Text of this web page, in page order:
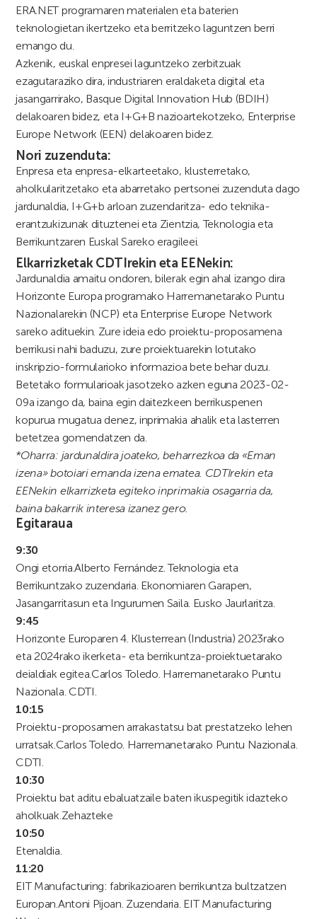
ERA.NET programaren materialen eta baterien
teknologietan ikertzeko eta berritzeko laguntzen berri
emango du.
Azkenik, euskal enpresei laguntzeko zerbitzuak
ezagutaraziko dira, industriaren eraldaketa digital eta
jasangarrirako, Basque Digital Innovation Hub (BDIH)
delakoaren bidez, eta I+G+B nazioartekotzeko, Enterprise
Europe Network (EEN) delakoaren bidez.
Nori zuzenduta:
Enpresa eta enpresa-elkarteetako, klusterretako,
aholkularitzetako eta abarretako pertsonei zuzenduta dago
jardunaldia, I+G+b arloan zuzendaritza- edo teknika-
erantzukizunak dituztenei eta Zientzia, Teknologia eta
Berrikuntzaren Euskal Sareko eragileei.
Elkarrizketak CDTIrekin eta EENekin:
Jardunaldia amaitu ondoren, bilerak egin ahal izango dira
Horizonte Europa programako Harremanetarako Puntu
Nazionalarekin (NCP) eta Enterprise Europe Network
sareko adituekin. Zure ideia edo proiektu-proposamena
berrikusi nahi baduzu, zure proiektuarekin lotutako
inskripzio-formularioko informazioa bete behar duzu.
Betetako formularioak jasotzeko azken eguna 2023-02-
09a izango da, baina egin daitezkeen berrikuspenen
kopurua mugatua denez, inprimakia ahalik eta lasterren
betetzea gomendatzen da.
*Oharra: jardunaldira joateko, beharrezkoa da «Eman
izena» botoiari emanda izena ematea. CDTIrekin eta
EENekin elkarrizketa egiteko inprimakia osagarria da,
baina bakarrik interesa izanez gero.
Egitaraua
9:30
Ongi etorria.Alberto Fernández. Teknologia eta
Berrikuntzako zuzendaria. Ekonomiaren Garapen,
Jasangarritasun eta Ingurumen Saila. Eusko Jaurlaritza.
9:45
Horizonte Europaren 4. Klusterrean (Industria) 2023rako
eta 2024rako ikerketa- eta berrikuntza-proiektuetarako
deialdiak egitea.Carlos Toledo. Harremanetarako Puntu
Nazionala. CDTI.
10:15
Proiektu-proposamen arrakastatsu bat prestatzeko lehen
urratsak. Carlos Toledo. Harremanetarako Puntu Nazionala.
CDTI.
10:30
Proiektu bat aditu ebaluatzaile baten ikuspegitik idazteko
aholkuak. Zehazteke
10:50
Etenaldia.
11:20
EIT Manufacturing: fabrikazioaren berrikuntza bultzatzen
Europan. Antoni Pijoan. Zuzendaria. EIT Manufacturing